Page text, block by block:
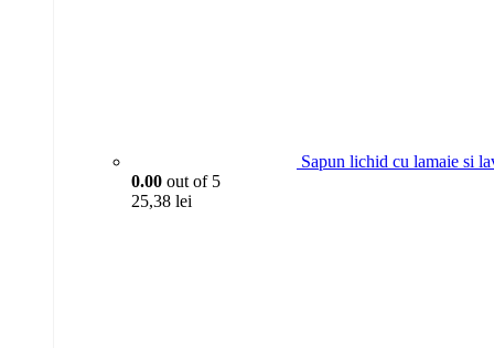
Sapun lichid cu lamaie si
0.00 out of 5
25,38 lei